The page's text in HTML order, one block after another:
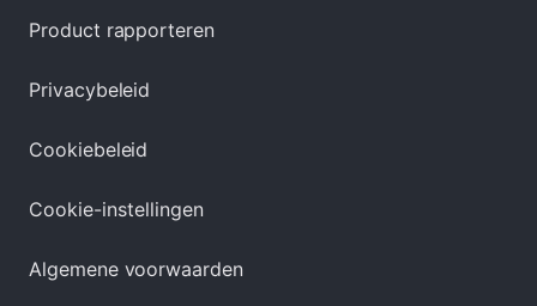
Product rapporteren
Privacybeleid
Cookiebeleid
Cookie-instellingen
Algemene voorwaarden